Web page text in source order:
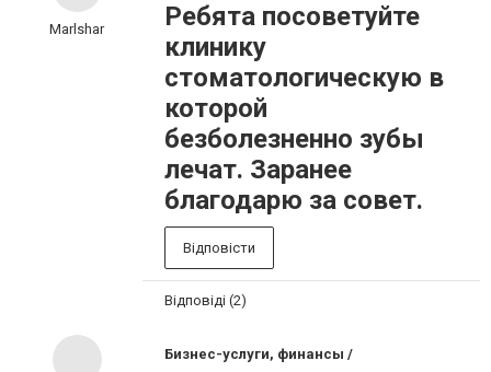
Marlshar
Ребята посоветуйте
клинику
стоматологическую в
которой
безболезненно зубы
лечат. Заранее
благодарю за совет.
Відповісти
Відповіді (2)
Бизнес-услуги, финансы /